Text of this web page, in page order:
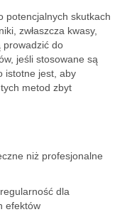
potencjalnych skutkach
zwłaszcza kwasy,
prowadzić do
jeśli stosowane są
istotne jest, aby
metod zbyt
niż profesjonalne
dla
efektów